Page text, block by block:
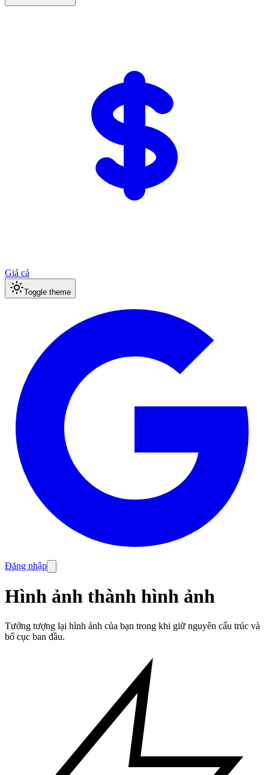
Giá cả
Toggle theme
Đăng nhập
Hình ảnh thành hình ảnh
Tưởng tượng lại hình ảnh của bạn trong khi giữ nguyên cấu trúc và
bố cục ban đầu.